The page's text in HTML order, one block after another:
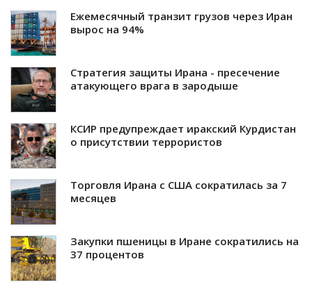
Ежемесячный транзит грузов через Иран
вырос на 94%
Стратегия защиты Ирана - пресечение
атакующего врага в зародыше
КСИР предупреждает иракский Курдистан
о присутствии террористов
Торговля Ирана с США сократилась за 7
месяцев
Закупки пшеницы в Иране сократились на
37 процентов